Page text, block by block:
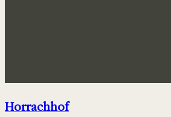
Horrachhof